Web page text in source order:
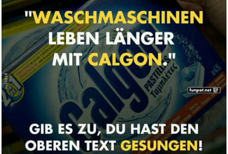
Ciaccona...
Anzeige